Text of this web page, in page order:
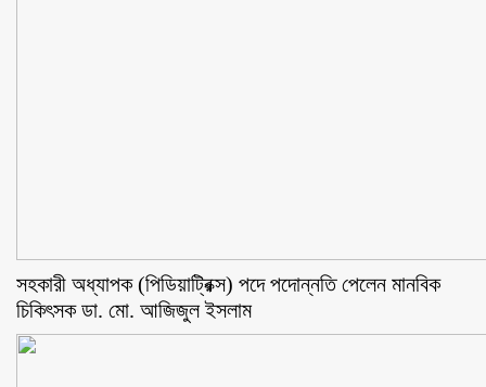
সহকারী অধ্যাপক (পিডিয়াট্রিক্স) পদে পদোন্নতি পেলেন মানবিক
চিকিৎসক ডা. মো. আজিজুল ইসলাম